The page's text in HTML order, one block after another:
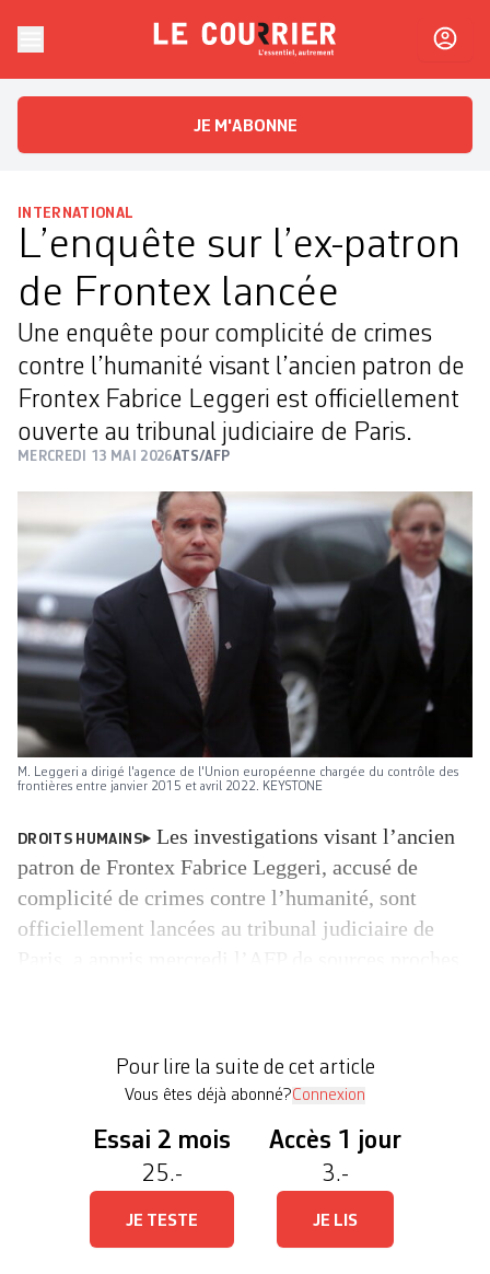
Le CourrierL'essentiel, autrement
JE M'ABONNE
INTERNATIONAL
L’enquête sur l’ex-patron
de Frontex lancée
Une enquête pour complicité de crimes
contre l’humanité visant l’ancien patron de
Frontex Fabrice Leggeri est officiellement
ouverte au tribunal judiciaire de Paris.
MERCREDI 13 MAI 2026ATS/AFP
M. Leggeri a dirigé l'agence de l'Union européenne chargée du contrôle des
frontières entre janvier 2015 et avril 2022. KEYSTONE
DROITS HUMAINS
Les investigations visant l’ancien
patron de Frontex Fabrice Leggeri, accusé de
complicité de crimes contre l’humanité, sont
officiellement lancées au tribunal judiciaire de
procédural. Fabrice Leggeri […]
Pour lire la suite de cet article
Vous êtes déjà abonné?Connexion
Essai 2 mois
25.-
JE TESTE
Accès 1 jour
3.-
JE LIS